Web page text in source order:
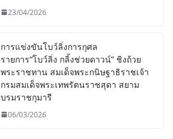
23/04/2026
การแข่งขันโบว์ลิ่งการกุศล
รายการ“โบว์ลิ่ง กลิ้งช่วยดาวน์” ชิงถ้วย
พระราชทาน สมเด็จพระกนิษฐาธิราชเจ้า
กรมสมเด็จพระเทพรัตนราชสุดา สยาม
บรมราชกุมารี
06/03/2026